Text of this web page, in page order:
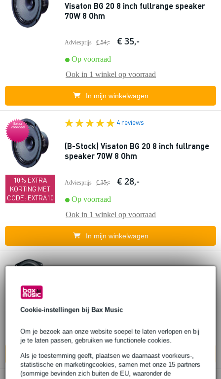
Cookie-instellingen bij Bax Music
Om je bezoek aan onze website soepel te laten verlopen en bij
je te laten passen, gebruiken we functionele cookies.
Als je toestemming geeft, plaatsen we daarnaast voorkeurs-,
statistische en marketingcookies, samen met onze 15 partners
(sommige bevinden zich buiten de EU, waaronder de
Visaton BG 20 8 inch fullrange speaker
70W 8 Ohm
Adviesprijs € 54,- € 35,-
Op voorraad
Ook in 1 winkel op voorraad
In mijn winkelwagen
Extra
voordeel
10% EXTRA
KORTING MET
CODE: EXTRA10
4 reviews
(B-Stock) Visaton BG 20 8 inch fullrange
speaker 70W 8 Ohm
Adviesprijs € 35,- € 28,-
Op voorraad
Ook in 1 winkel op voorraad
In mijn winkelwagen
Adviesprijs € 47,- € 46,-
werkdagen
In mijn winkelwagen